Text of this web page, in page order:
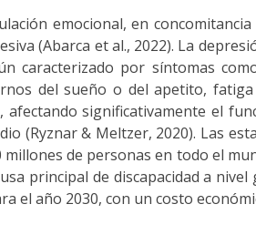
emocional, en
(Abarca et al., 2022). La
caracterizado por síntomas
del sueño o del apetito, fatiga
significativamente el
(Ryznar & Meltzer, 2020). Las
millones de personas en todo el
principal de discapacidad a
el año 2030, con un costo